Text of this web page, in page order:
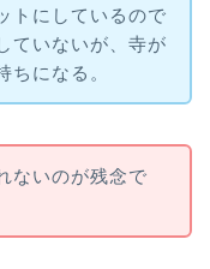
トにしているので
ていないが、寺が
ちになる。
ないのが残念で